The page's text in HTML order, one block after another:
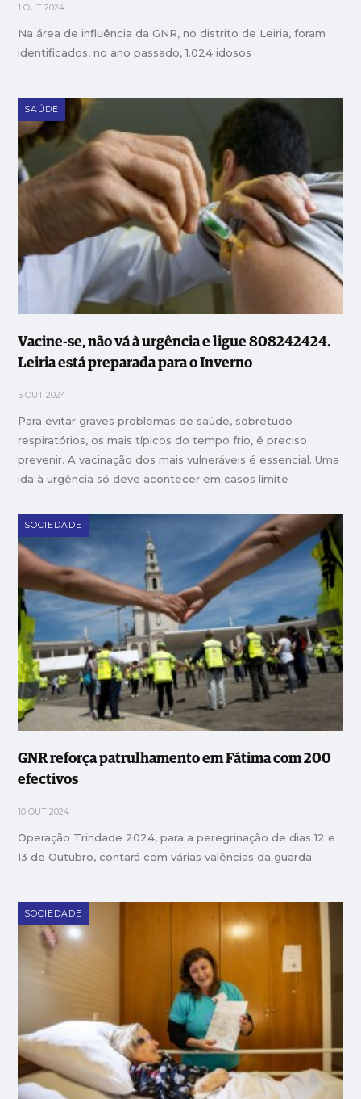
1 OUT 2024
Na área de influência da GNR, no distrito de Leiria, foram
identificados, no ano passado, 1.024 idosos
SAÚDE
Vacine-se, não vá à urgência e ligue 808242424.
Leiria está preparada para o Inverno
5 OUT 2024
Para evitar graves problemas de saúde, sobretudo
respiratórios, os mais típicos do tempo frio, é preciso
prevenir. A vacinação dos mais vulneráveis é essencial. Uma
ida à urgência só deve acontecer em casos limite
SOCIEDADE
GNR reforça patrulhamento em Fátima com 200
efectivos
10 OUT 2024
Operação Trindade 2024, para a peregrinação de dias 12 e
13 de Outubro, contará com várias valências da guarda
SOCIEDADE